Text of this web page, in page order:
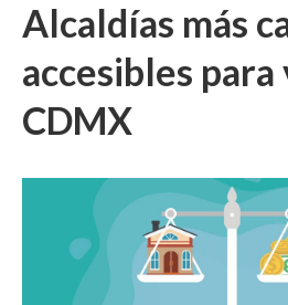
Alcaldías más
accesibles
CDMX